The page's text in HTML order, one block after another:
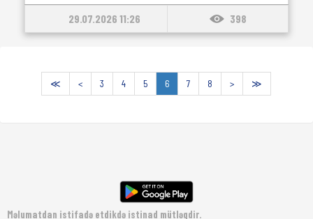
29.07.2026 11:26 398
≪ < 3 4 5 6 7 8 > ≫
Məlumatdan istifadə etdikdə istinad mütləqdir.